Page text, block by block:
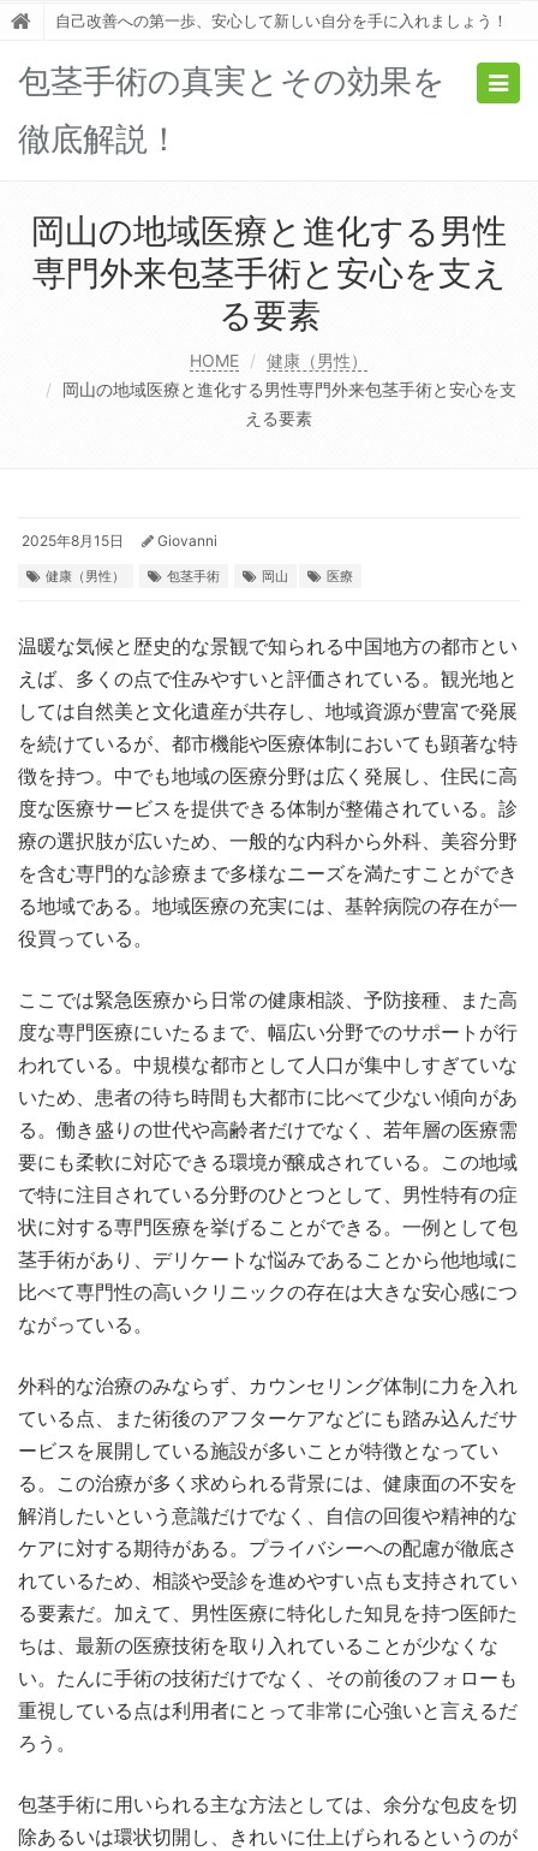
自己改善への第一歩、安心して新しい自分を手に入れましょう！
包茎手術の真実とその効果を
徹底解説！
岡山の地域医療と進化する男性
専門外来包茎手術と安心を支え
る要素
HOME
健康（男性）
岡山の地域医療と進化する男性専門外来包茎手術と安心を支
える要素
2025年8月15日 Giovanni
健康（男性） 包茎手術 岡山 医療
温暖な気候と歴史的な景観で知られる中国地方の都市とい
えば、多くの点で住みやすいと評価されている。 観光地と
しては自然美と文化遺産が共存し、地域資源が豊富で発展
を続けているが、都市機能や医療体制においても顕著な特
徴を持つ。中でも地域の医療分野は広く発展し、住民に高
度な医療サービスを提供できる体制が整備されている。診
療の選択肢が広いため、一般的な内科から外科、美容分野
を含む専門的な診療まで多様なニーズを満たすことができ
る地域である。地域医療の充実には、基幹病院の存在が一
役買っている。
ここでは緊急医療から日常の健康相談、予防接種、また高
度な専門医療にいたるまで、幅広い分野でのサポートが行
われている。中規模な都市として人口が集中しすぎていな
いため、患者の待ち時間も大都市に比べて少ない傾向があ
る。働き盛りの世代や高齢者だけでなく、若年層の医療需
要にも柔軟に対応できる環境が醸成されている。この地域
で特に注目されている分野のひとつとして、男性特有の症
状に対する専門医療を挙げることができる。一例として包
茎手術があり、デリケートな悩みであることから他地域に
比べて専門性の高いクリニックの存在は大きな安心感につ
ながっている。
外科的な治療のみならず、カウンセリング体制に力を入れ
ている点、また術後のアフターケアなどにも踏み込んだサ
ービスを展開している施設が多いことが特徴となってい
る。この治療が多く求められる背景には、健康面の不安を
解消したいという意識だけでなく、自信の回復や精神的な
ケアに対する期待がある。プライバシーへの配慮が徹底さ
れているため、相談や受診を進めやすい点も支持されてい
る要素だ。加えて、男性医療に特化した知見を持つ医師た
ちは、最新の医療技術を取り入れていることが少なくな
い。たんに手術の技術だけでなく、その前後のフォローも
重視している点は利用者にとって非常に心強いと言えるだ
ろう。
包茎手術に用いられる主な方法としては、余分な包皮を切
除あるいは環状切開し、きれいに仕上げられるというのが